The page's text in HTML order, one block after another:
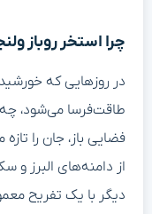
چرا استخر روباز
در روزهایی که
طاقت‌فرسا می‌شود،
فضایی باز، جان را
از دامنه‌های البرز
دیگر با یک تفریح